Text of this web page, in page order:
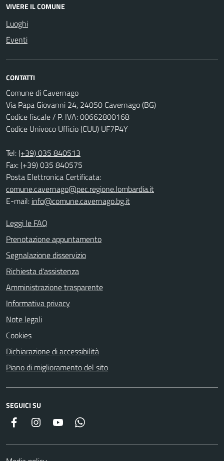
VIVERE IL COMUNE
Luoghi
Eventi
CONTATTI
Comune di Cavernago
Via Papa Giovanni 24, 24050 Cavernago (BG)
Codice fiscale / P. IVA: 00662800168
Codice Univoco Ufficio (CUU) UF7P4Y
Tel:(+39) 035 840513
Fax: (+39) 035 840575
Posta Elettronica Certificata:
comune.cavernago@pec.regione.lombardia.it
E-mail: info@comune.cavernago.bg.it
Leggi le FAQ
Prenotazione appuntamento
Segnalazione disservizio
Richiesta d'assistenza
Amministrazione trasparente
Informativa privacy
Note legali
Cookies
Dichiarazione di accessibilità
Piano di miglioramento del sito
SEGUICI SU
Facebook InstagramYouTube